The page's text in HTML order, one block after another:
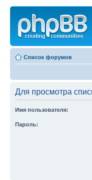
Список форумов
Для просмотра
Имя пользователя:
Пароль: